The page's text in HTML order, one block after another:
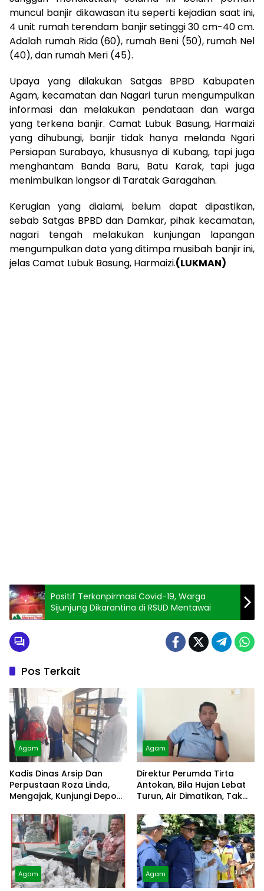
muncul banjir dikawasan itu seperti kejadian saat ini,
4 unit rumah terendam banjir setinggi 30 cm-40 cm.
Adalah rumah Rida (60), rumah Beni (50), rumah Nel
(40), dan rumah Meri (45).
Upaya yang dilakukan Satgas BPBD Kabupaten
Agam, kecamatan dan Nagari turun mengumpulkan
informasi dan melakukan pendataan dan warga
yang terkena banjir. Camat Lubuk Basung, Harmaizi
yang dihubungi, banjir tidak hanya melanda Ngari
Persiapan Surabayo, khususnya di Kubang, tapi juga
menghantam Banda Baru, Batu Karak, tapi juga
menimbulkan longsor di Taratak Garagahan.
Kerugian yang dialami, belum dapat dipastikan,
sebab Satgas BPBD dan Damkar, pihak kecamatan,
nagari tengah melakukan kunjungan lapangan
mengumpulkan data yang ditimpa musibah banjir ini,
jelas Camat Lubuk Basung, Harmaizi.(LUKMAN)
Positif Terkonpirmasi Covid-19, Warga
Sijunjung Dikarantina di RSUD Mentawai
Pos Terkait
Agam
Kadis Dinas Arsip Dan
Perpustaan Roza Linda,
Mengajak, Kunjungi Depo
Agam
Direktur Perumda Tirta
Antokan, Bila Hujan Lebat
Turun, Air Dimatikan, Tak
Agam Agam